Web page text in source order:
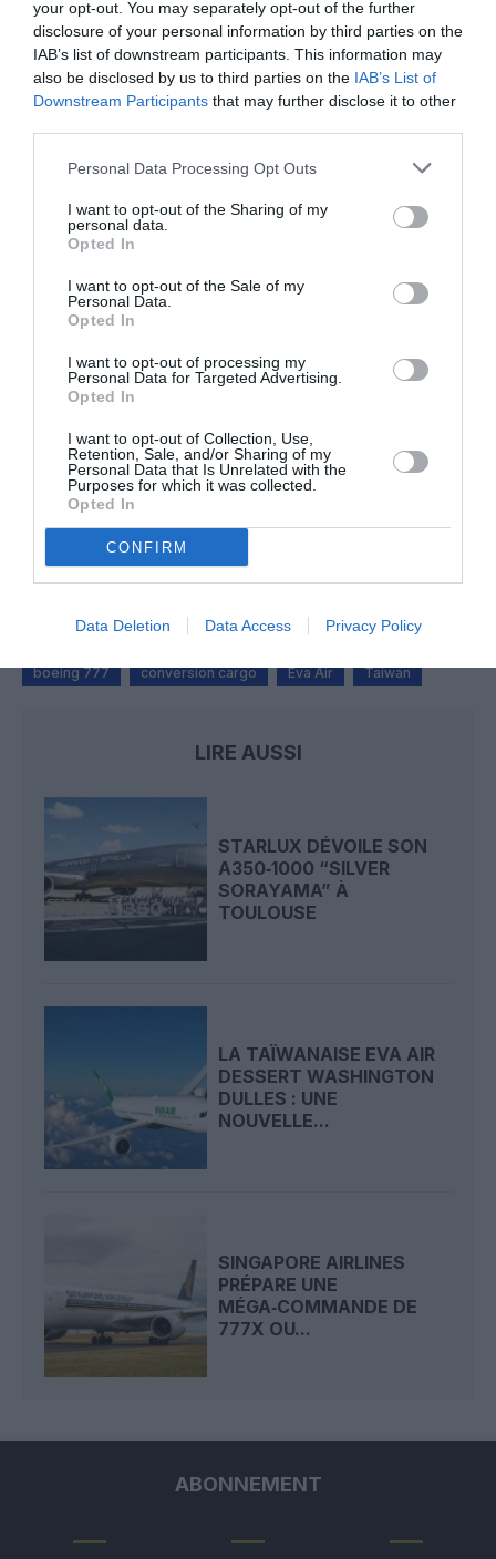
your opt-out. You may separately opt-out of the further
disclosure of your personal information by third parties on the
IAB’s list of downstream participants. This information may
also be disclosed by us to third parties on the IAB’s List of
Downstream Participants that may further disclose it to other
Personal Data Processing Opt Outs
I want to opt-out of the Sharing of my
personal data.
Opted In
I want to opt-out of the Sale of my
Personal Data.
Opted In
I want to opt-out of processing my
Personal Data for Targeted Advertising.
Opted In
I want to opt-out of Collection, Use,
Retention, Sale, and/or Sharing of my
Personal Data that Is Unrelated with the
Purposes for which it was collected.
Opted In
CONFIRM
Data Deletion Data Access Privacy Policy
Soutenez Air Journal participezà son
développement !
NOUS SOUTENIR
DERNIERS COMMENTAIRES
SERGE13
a commenté l'article :
aérien vers l’Amérique latine
SERGE13a commenté l'article :
A380 de Lufthansa : les « vrais » sièges hublot en
classe Affaires deviennent payants
boeing 777 conversion cargo Eva Air Taiwan
LIRE AUSSI
STARLUX DÉVOILE SON
A350‑1000 “SILVER
SORAYAMA” À
TOULOUSE
LA TAÏWANAISE EVA AIR
DESSERT WASHINGTON
DULLES : UNE
NOUVELLE...
SINGAPORE AIRLINES
PRÉPARE UNE
MÉGA‑COMMANDE DE
777X OU...
ABONNEMENT